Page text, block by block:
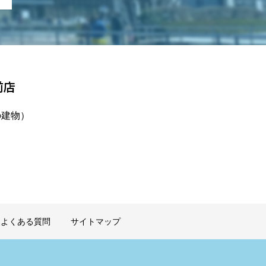
物）
よくある質問 サイトマップ